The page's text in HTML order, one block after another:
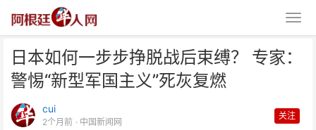
日本如何一步步挣脱战后束缚？ 专家：
警惕“新型军国主义”死灰复燃
cui
2个月前 · 中国新闻网
关注